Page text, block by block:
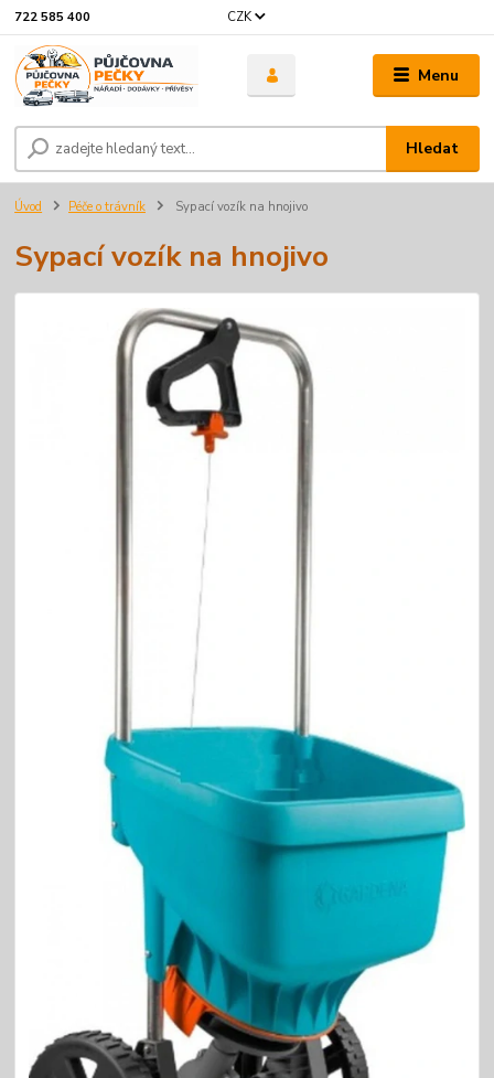
Menu
CZK
Hledat
722 585 400
Úvod Péče o trávník Sypací vozík na hnojivo
Sypací vozík na hnojivo